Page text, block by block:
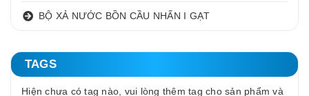
BỘ XẢ NƯỚC BỒN CẦU NHẤN I GẠT
TAGS
Hiện chưa có tag nào, vui lòng thêm tag cho sản phẩm và